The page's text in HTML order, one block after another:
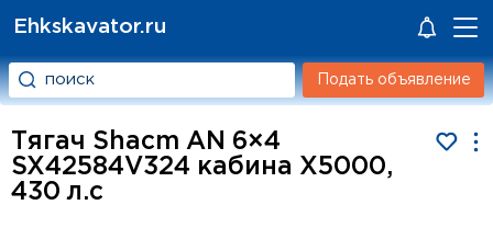
Ehkskavator.ru
Подать объявление
Тягач Shacm AN 6×4
SX42584V324 кабина X5000,
430 л.с